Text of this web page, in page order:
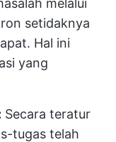
melalui
setidaknya
Hal ini
yang
Secara teratur
tugas telah